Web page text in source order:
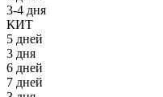
3-4 дня
КИТ
5 дней
3 дня
6 дней
7 дней